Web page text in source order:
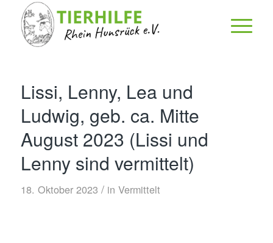
Lissi, Lenny, Lea und
Ludwig, geb. ca. Mitte
August 2023 (Lissi und
Lenny sind vermittelt)
18. Oktober 2023 / in Vermittelt